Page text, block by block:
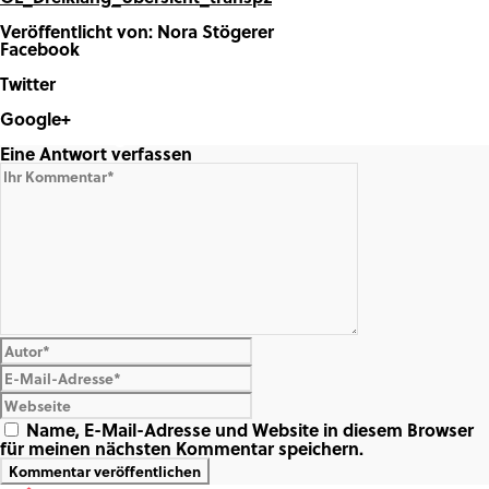
Veröffentlicht von: Nora Stögerer
Facebook
Twitter
Google+
Share on Google+
Eine Antwort verfassen
Name, E-Mail-Adresse und Website in diesem Browser
für meinen nächsten Kommentar speichern.